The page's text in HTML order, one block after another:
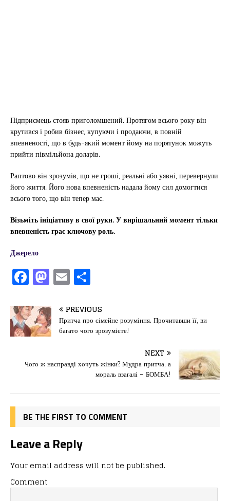
Підприємець стояв приголомшений. Протягом всього року він
крутився і робив бізнес, купуючи і продаючи, в повній
впевненості, що в будь-який момент йому на порятунок можуть
прийти півмільйона доларів.
Раптово він зрозумів, що не гроші, реальні або уявні, перевернули
його життя. Його нова впевненість надала йому сил домогтися
всього того, що він тепер має.
Візьміть ініціативу в свої руки. У вирішальний момент тільки
впевненість грає ключову роль.
Джерело
F
a
c
e
b
o
o
M
a
st
o
d
o
n
E
m
ai
l
іл
и
т
ис
я
PREVIOUS
Притча про сімейне розуміння. Прочитавши її, ви
багато чого зрозумієте!
NEXT
Чого ж насправді хочуть жінки? Мудра притча, а
мораль взагалі – БОМБА!
BE THE FIRST TO COMMENT
Leave a Reply
Your email address will not be published.
Comment